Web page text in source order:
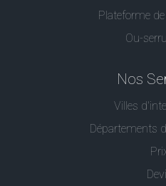
Plateforme
Ou-
Nos
Villes
Départements